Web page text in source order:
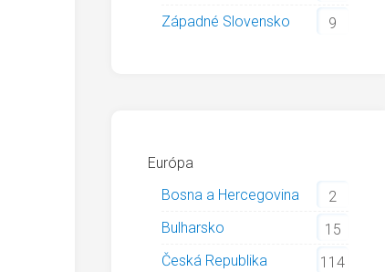
Západné Slovensko
9
Európa
Bosna a Hercegovina
2
Bulharsko
15
Česká Republika
114